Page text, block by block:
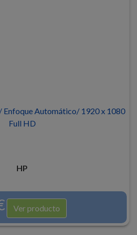
Automático/ 1920 x 1080
Full HD
HP
Ver producto